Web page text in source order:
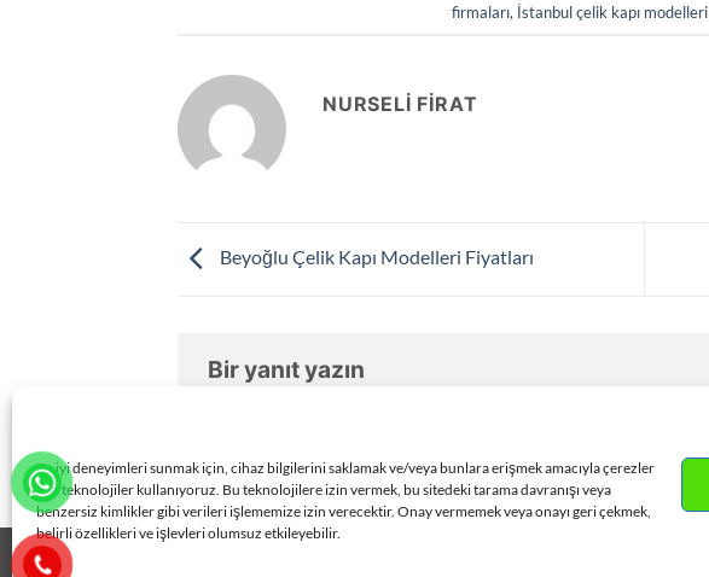
En iyi deneyimleri sunmak için, cihaz bilgilerini saklamak ve/veya bunlara erişmek amacıyla çerezler
gibi teknolojiler kullanıyoruz. Bu teknolojilere izin vermek, bu sitedeki tarama davranışı veya
benzersiz kimlikler gibi verileri işlememize izin verecektir. Onay vermemek veya onayı geri çekmek,
belirli özellikleri ve işlevleri olumsuz etkileyebilir.
firmaları, İstanbul çelik kapı modelleri
NURSELI FIRAT
Beyoğlu Çelik Kapı Modelleri Fiyatları
Bir yanıt yazın